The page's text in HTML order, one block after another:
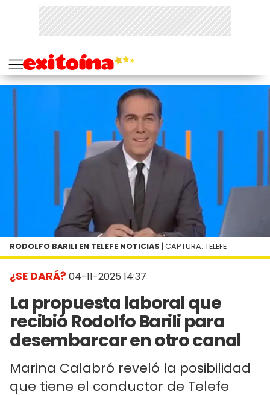
¿SE DARÁ? 04-11-2025 14:37
La propuesta laboral que
recibió Rodolfo Barili para
desembarcar en otro canal
Marina Calabró reveló la posibilidad
que tiene el conductor de Telefe
RODOLFO BARILI EN TELEFE NOTICIAS | CAPTURA: TELEFE